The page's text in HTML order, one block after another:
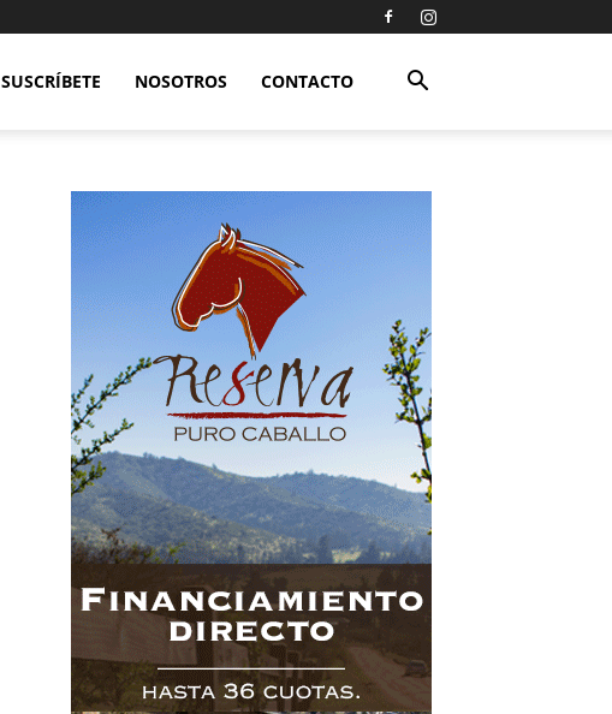
SUSCRÍBETE NOSOTROS CONTACTO